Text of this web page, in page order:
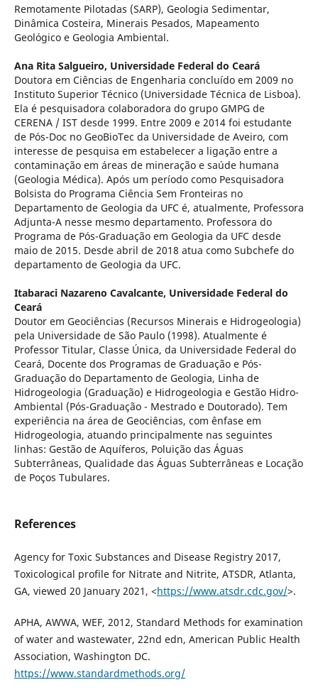
Remotamente Pilotadas (SARP), Geologia Sedimentar,
Dinâmica Costeira, Minerais Pesados, Mapeamento
Geológico e Geologia Ambiental.
Ana Rita Salgueiro, Universidade Federal do Ceará
Doutora em Ciências de Engenharia concluído em 2009 no
Instituto Superior Técnico (Universidade Técnica de Lisboa).
Ela é pesquisadora colaboradora do grupo GMPG de
CERENA / IST desde 1999. Entre 2009 e 2014 foi estudante
de Pós-Doc no GeoBioTec da Universidade de Aveiro, com
interesse de pesquisa em estabelecer a ligação entre a
contaminação em áreas de mineração e saúde humana
(Geologia Médica). Após um período como Pesquisadora
Bolsista do Programa Ciência Sem Fronteiras no
Departamento de Geologia da UFC é, atualmente, Professora
Adjunta-A nesse mesmo departamento. Professora do
Programa de Pós-Graduação em Geologia da UFC desde
maio de 2015. Desde abril de 2018 atua como Subchefe do
departamento de Geologia da UFC.
Itabaraci Nazareno Cavalcante, Universidade Federal do
Ceará
Doutor em Geociências (Recursos Minerais e Hidrogeologia)
pela Universidade de São Paulo (1998). Atualmente é
Professor Titular, Classe Única, da Universidade Federal do
Ceará, Docente dos Programas de Graduação e Pós-
Graduação do Departamento de Geologia, Linha de
Hidrogeologia (Graduação) e Hidrogeologia e Gestão Hidro-
Ambiental (Pós-Graduação - Mestrado e Doutorado). Tem
experiência na área de Geociências, com ênfase em
Hidrogeologia, atuando principalmente nas seguintes
linhas: Gestão de Aquíferos, Poluição das Águas
Subterrâneas, Qualidade das Águas Subterrâneas e Locação
de Poços Tubulares.
References
Agency for Toxic Substances and Disease Registry 2017,
Toxicological profile for Nitrate and Nitrite, ATSDR, Atlanta,
GA, viewed 20 January 2021, <https://www.atsdr.cdc.gov/>.
APHA, AWWA, WEF, 2012, Standard Methods for examination
of water and wastewater, 22nd edn, American Public Health
Association, Washington DC.
https://www.standardmethods.org/